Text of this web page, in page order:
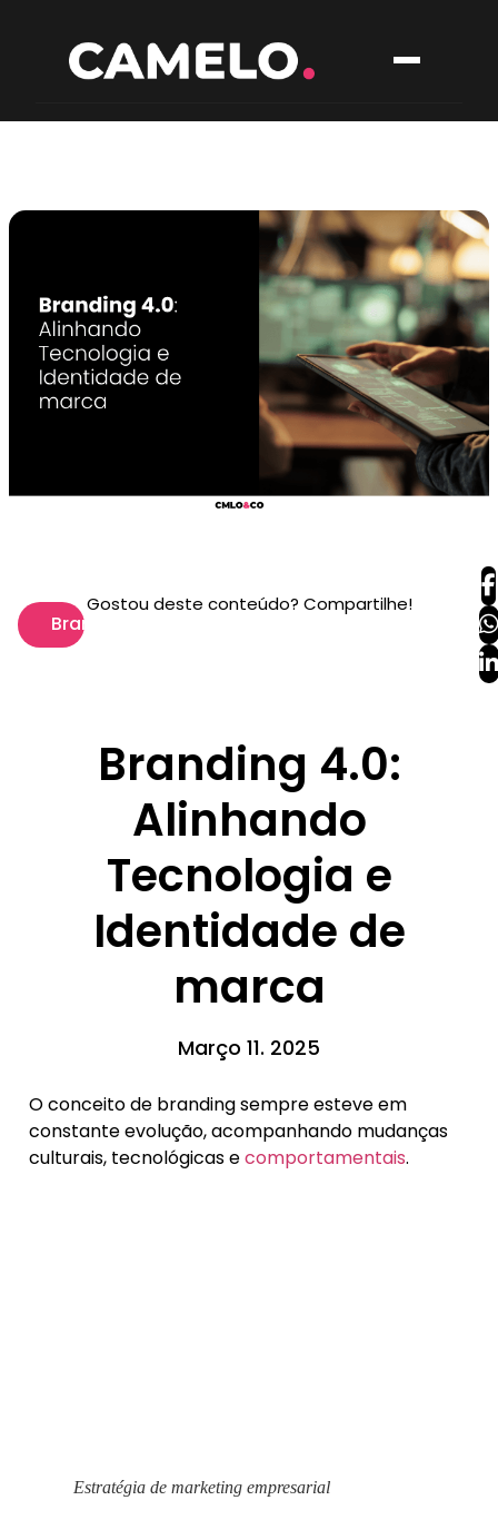
Branding
Gostou deste conteúdo? Compartilhe!
Branding 4.0:
Alinhando
Tecnologia e
Identidade de
marca
Março 11. 2025
O conceito de branding sempre esteve em
constante evolução, acompanhando mudanças
culturais, tecnológicas ecomportamentais.
Estratégia de marketing empresarial